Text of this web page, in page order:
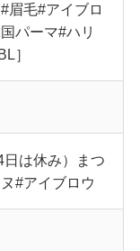
眉毛#アイブロ
パーマ#ハリ
］
は休み）まつ
#アイブロウ